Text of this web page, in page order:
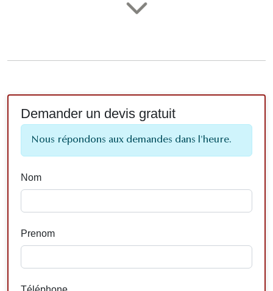
Demander un devis gratuit
Nous répondons aux demandes dans l'heure.
Nom
Prenom